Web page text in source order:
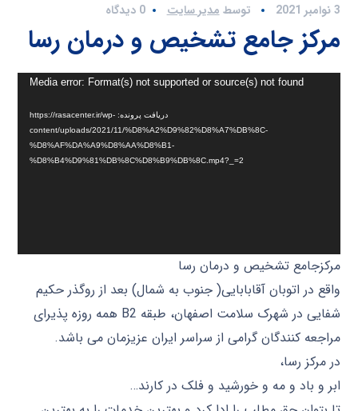
3 نوامبر 2021 توسطمدیر سایت 0 دیدگاه
مرکز جامع تشخیص و درمان رسا
نمایشگرMedia error: Format(s) not supported or source(s) not found
دریافت پرونده: https://rasacenter.ir/wp-
content/uploads/2021/11/%D8%A2%D9%82%D8%A7%DB%8C-
%D8%AF%DA%A9%D8%AA%D8%B1-
%D8%B4%D9%81%DB%8C%D8%B9%DB%8C.mp4?_=2
مرکزجامع تشخیص و درمان رسا
واقع در اتوبان آقابابایی( جنوب به شمال) بعد از روگذر حکیم
شفایی در شهرک سلامت اصفهان، طبقه B2 همه روزه پذیرای
مراجعه کنندگان گرامی از سراسر ایران عزیزمان می باشد.
در مرکز رسا،
ابر و باد و مه و خورشید و فلک در کارند…